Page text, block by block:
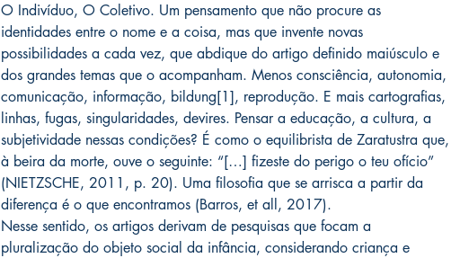
O Indivíduo, O Coletivo. Um pensamento que não procure as
identidades entre o nome e a coisa, mas que invente novas
possibilidades a cada vez, que abdique do artigo definido maiúsculo e
dos grandes temas que o acompanham. Menos consciência, autonomia,
comunicação, informação, bildung[1], reprodução. E mais cartografias,
linhas, fugas, singularidades, devires. Pensar a educação, a cultura, a
subjetividade nessas condições? É como o equilibrista de Zaratustra que,
à beira da morte, ouve o seguinte: “[…] fizeste do perigo o teu ofício”
(NIETZSCHE, 2011, p. 20). Uma filosofia que se arrisca a partir da
diferença é o que encontramos (Barros, et all, 2017).
Nesse sentido, os artigos derivam de pesquisas que focam a
pluralização do objeto social da infância, considerando criança e